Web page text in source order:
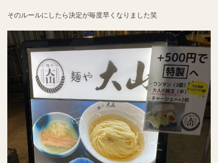
そのルールにしたら決定が毎度早くなりました笑